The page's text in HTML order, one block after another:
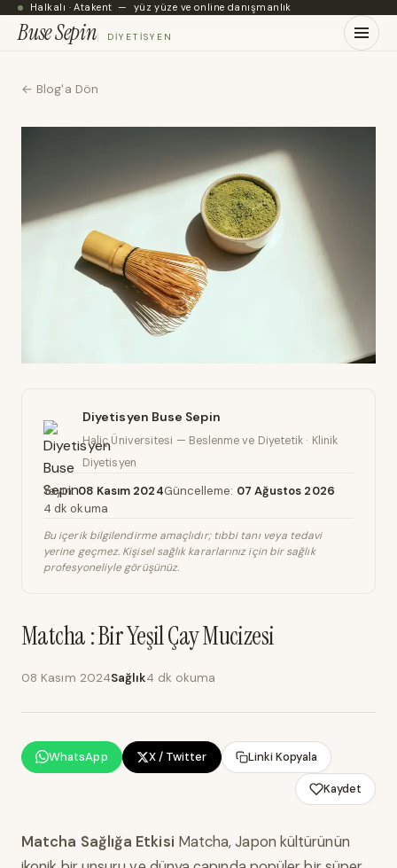
Halkalı · Atakent — yüz yüze ve online danışmanlık
Buse Sepin DIYETISYEN
← Blog'a Dön
Diyetisyen Buse Sepin
Haliç Üniversitesi — Beslenme ve Diyetetik · Klinik
Diyetisyen
Yayın:08 Kasım 2024Güncelleme: 07 Ağustos 2026
4 dk okuma
Bu içerik bilgilendirme amaçlıdır; tıbbi tanı veya tedavi
yerine geçmez. Kişisel sağlık kararlarınız için bir sağlık
profesyoneliyle görüşünüz.
Matcha : Bir Yeşil Çay Mucizesi
08 Kasım 2024Sağlık4 dk okuma
WhatsApp X / Twitter Linki Kopyala
Kaydet
Matcha Sağlığa Etkisi Matcha, Japon kültürünün